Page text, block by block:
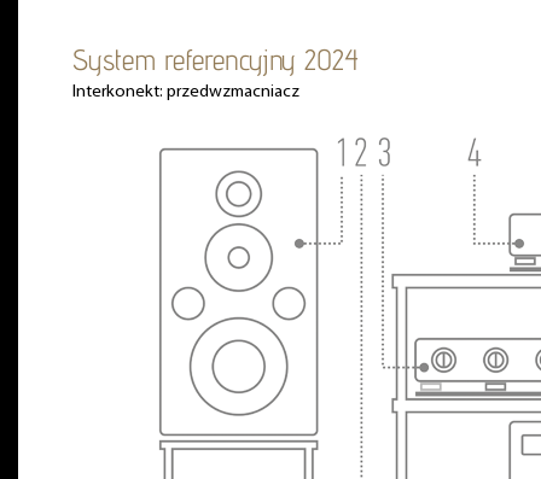
System referencyjny 2024
Interkonekt: przedwzmacniacz